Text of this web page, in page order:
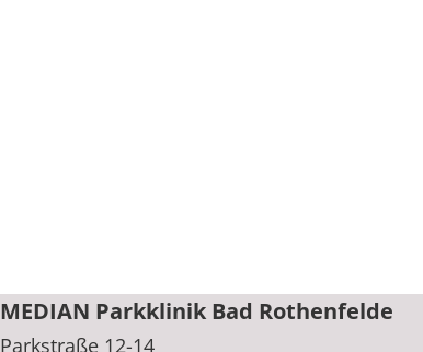
MEDIAN Parkklinik Bad Rothenfelde
Parkstraße 12-14